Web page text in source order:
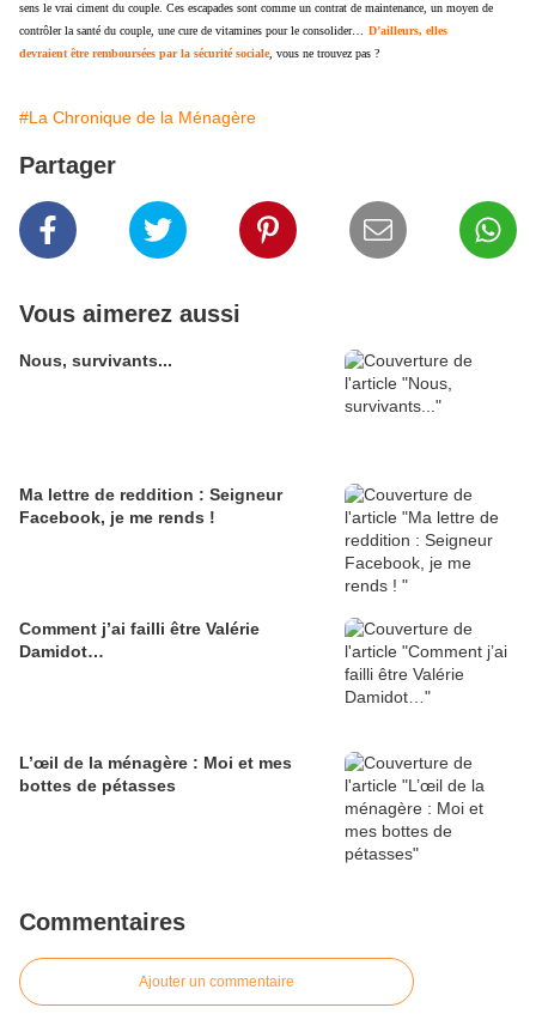
sens le vrai ciment du couple. Ces escapades sont comme un contrat de maintenance, un moyen de
contrôler la santé du couple, une cure de vitamines pour le consolider…
D’ailleurs, elles
devraient être remboursées par la sécurité sociale, vous ne trouvez pas ?
#La Chronique de la Ménagère
Partager
Vous aimerez aussi
Nous, survivants...
Ma lettre de reddition : Seigneur
Facebook, je me rends !
Comment j’ai failli être Valérie
Damidot…
L’œil de la ménagère : Moi et mes
bottes de pétasses
Commentaires
Ajouter un commentaire